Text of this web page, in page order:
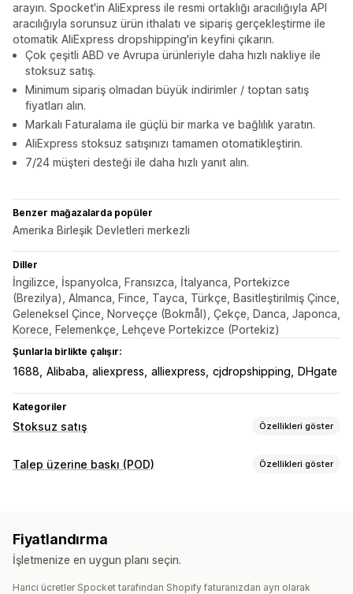
arayın. Spocket'in AliExpress ile resmi ortaklığı aracılığıyla API
aracılığıyla sorunsuz ürün ithalatı ve sipariş gerçekleştirme ile
otomatik AliExpress dropshipping'in keyfini çıkarın.
Çok çeşitli ABD ve Avrupa ürünleriyle daha hızlı nakliye ile
stoksuz satış.
Minimum sipariş olmadan büyük indirimler / toptan satış
fiyatları alın.
Markalı Faturalama ile güçlü bir marka ve bağlılık yaratın.
AliExpress stoksuz satışınızı tamamen otomatikleştirin.
7/24 müşteri desteği ile daha hızlı yanıt alın.
Benzer mağazalarda popüler
Amerika Birleşik Devletleri merkezli
Diller
İngilizce, İspanyolca, Fransızca, İtalyanca, Portekizce
(Brezilya), Almanca, Fince, Tayca, Türkçe, Basitleştirilmiş Çince,
Geleneksel Çince, Norveççe (Bokmål), Çekçe, Danca, Japonca,
Korece, Felemenkçe, Lehçeve Portekizce (Portekiz)
Şunlarla birlikte çalışır:
1688 Alibaba aliexpress alliexpress cjdropshipping DHgate
Kategoriler
Stoksuz satış Özellikleri göster
Satabileceğiniz ürünler
Spor ürünleri
Evcil hayvan ürünleri
Hırdavat
Otomotiv Olgun ürünler
Talep üzerine baskı (POD) Özellikleri göster
Model oluşturucu
Özel şablonlar
Fiyatlandırma
İşletmenize en uygun planı seçin.
Harici ücretler Spocket tarafından Shopify faturanızdan ayrı olarak